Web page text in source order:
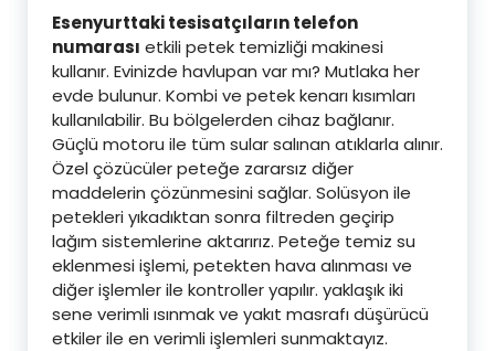
Esenyurttaki tesisatçıların telefon
numarası etkili petek temizliği makinesi
kullanır. Evinizde havlupan var mı? Mutlaka her
evde bulunur. Kombi ve petek kenarı kısımları
kullanılabilir. Bu bölgelerden cihaz bağlanır.
Güçlü motoru ile tüm sular salınan atıklarla alınır.
Özel çözücüler peteğe zararsız diğer
maddelerin çözünmesini sağlar. Solüsyon ile
petekleri yıkadıktan sonra filtreden geçirip
lağım sistemlerine aktarırız. Peteğe temiz su
eklenmesi işlemi, petekten hava alınması ve
diğer işlemler ile kontroller yapılır. yaklaşık iki
sene verimli ısınmak ve yakıt masrafı düşürücü
etkiler ile en verimli işlemleri sunmaktayız.